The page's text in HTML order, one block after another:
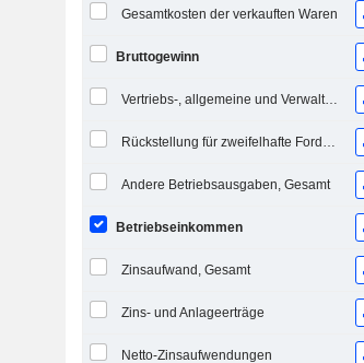
Gesamtkosten der verkauften Waren
Bruttogewinn
Vertriebs-, allgemeine und Verwaltungskosten, Gesamt
Rückstellung für zweifelhafte Forderungen
Andere Betriebsausgaben, Gesamt
Betriebseinkommen
Zinsaufwand, Gesamt
Zins- und Anlageerträge
Netto-Zinsaufwendungen